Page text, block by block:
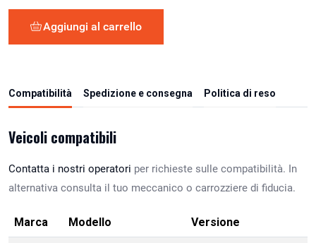
Aggiungi al carrello
Compatibilità Spedizione e consegna Politica di reso
Veicoli compatibili
Contatta i nostri operatori per richieste sulle compatibilità. In
alternativa consulta il tuo meccanico o carrozziere di fiducia.
Marca Modello Versione